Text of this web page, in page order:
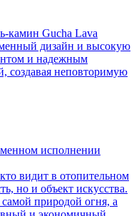
камин Gucha Lava
дизайн и высокую
и надежным
создавая неповторимую
исполнении
видит в отопительном
но и объект искусства.
природой огня, а